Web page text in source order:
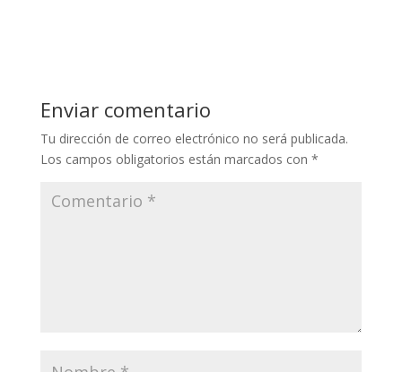
Enviar comentario
Tu dirección de correo electrónico no será publicada.
Los campos obligatorios están marcados con *